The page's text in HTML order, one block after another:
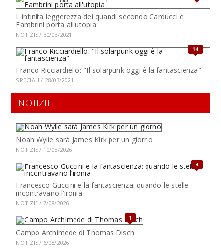
L'infinita leggerezza dei quandi secondo Carducci e
Fambrini porta all'utopia
NOTIZIE / 30/03/2021
14
Franco Ricciardiello: "Il solarpunk oggi è la fantascienza"
SPECIALI / 28/03/2021
NOTIZIE
Noah Wylie sarà James Kirk per un giorno
NOTIZIE / 10/08/2026
4
Francesco Guccini e la fantascienza: quando le stelle
incontravano l’ironia
NOTIZIE / 7/08/2026
1
Campo Archimede di Thomas Disch
NOTIZIE / 6/08/2026